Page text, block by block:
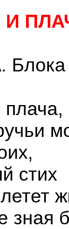
И
Блока
стих
зная